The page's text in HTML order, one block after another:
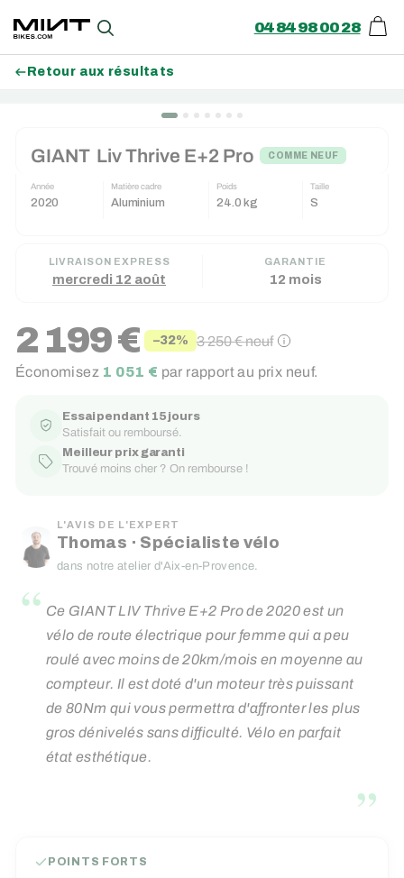
contenu
Recherche 04 84 98 00 28
Retour aux résultats
GIANT Liv Thrive E+2 Pro COMME NEUF
Année
2020
Matière cadre
Aluminium
Poids
24.0 kg
Taille
S
LIVRAISON EXPRESS
mercredi 12 août
GARANTIE
12 mois
Prix
réduit
2 199 € −32%
Prix
régulier
3 250 €neuf
Économisez 1 051 € par rapport au prix neuf.
Essai pendant 15 jours
Satisfait ou remboursé.
Meilleur prix garanti
Trouvé moins cher ? On rembourse !
L'AVIS DE L'EXPERT
Thomas · Spécialiste vélo
dans notre atelier d'Aix-en-Provence.
“ Ce GIANT LIV Thrive E+2 Pro de 2020 est un
vélo de route électrique pour femme qui a peu
roulé avec moins de 20km/mois en moyenne au
compteur. Il est doté d'un moteur très puissant
de 80Nm qui vous permettra d'affronter les plus
gros dénivelés sans difficulté. Vélo en parfait
état esthétique.
”
POINTS FORTS